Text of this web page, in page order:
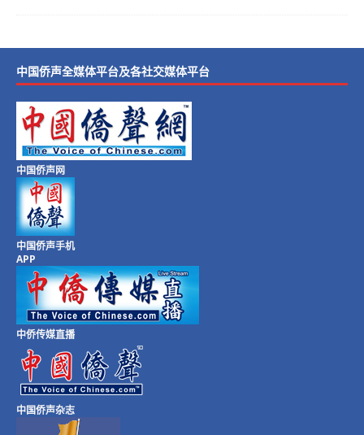
中国侨声全媒体平台及各社交媒体平台
中国侨声网
中国侨声手机
APP
中侨传媒直播
中国侨声杂志